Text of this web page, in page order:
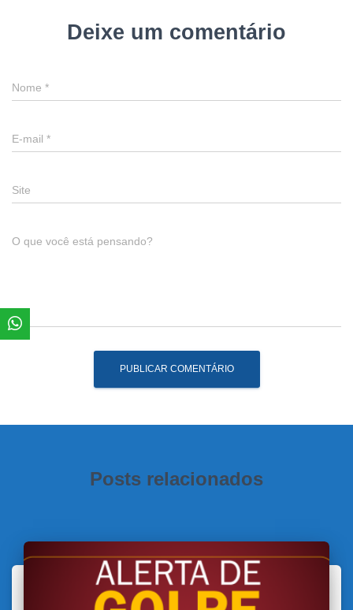
Deixe um comentário
Nome *
E-mail *
Site
O que você está pensando?
Posts relacionados